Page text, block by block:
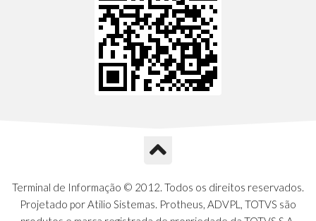
Terminal de Informação © 2012. Todos os direitos reservados.
Projetado por Atilio Sistemas. Protheus, ADVPL, TOTVS são